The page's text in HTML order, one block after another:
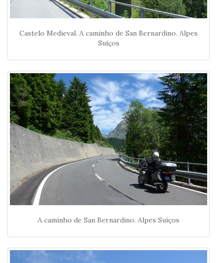
Castelo Medieval. A caminho de San Bernardino. Alpes
Suíços
A caminho de San Bernardino. Alpes Suíços